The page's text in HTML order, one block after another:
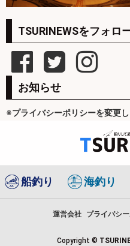
TSURINEWSをフォロ
お知らせ
※プライバシーポリシーを変更
船釣り 海釣り
運営会社 プライバシ
Copyright ©